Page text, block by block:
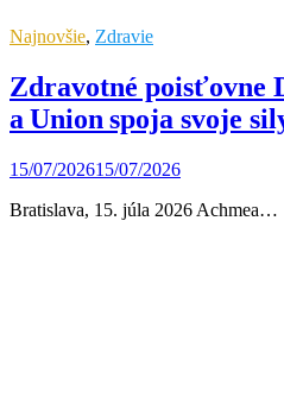
Najnovšie, Zdravie
Zdravotné poisťovne
a Union spoja svoje
15/07/202615/07/2026
Bratislava, 15. júla 2026 Achmea…